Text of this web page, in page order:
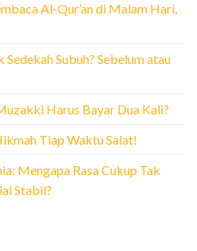
Al-Qur’an di Malam Hari,
Subuh? Sebelum atau
Harus Bayar Dua Kali?
Tiap Waktu Salat!
Mengapa Rasa Cukup Tak
Stabil?